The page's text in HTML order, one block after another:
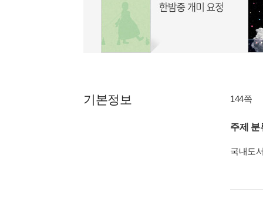
기본정보 144쪽
주제 분
국내도